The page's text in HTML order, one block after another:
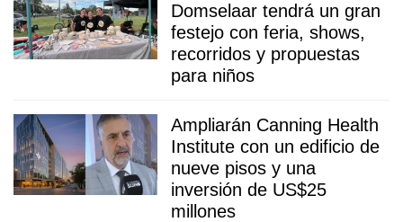
Domselaar tendrá un gran
festejo con feria, shows,
recorridos y propuestas
para niños
Ampliarán Canning Health
Institute con un edificio de
nueve pisos y una
inversión de US$25
millones